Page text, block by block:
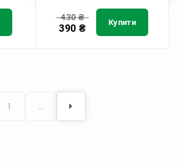
430₴
390 ₴ Купити
1 …